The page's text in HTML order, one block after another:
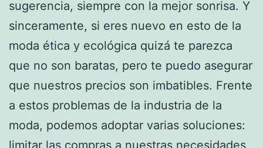
sugerencia, siempre con la mejor sonrisa. Y
sinceramente, si eres nuevo en esto de la
moda ética y ecológica quizá te parezca
que no son baratas, pero te puedo asegurar
que nuestros precios son imbatibles. Frente
a estos problemas de la industria de la
moda, podemos adoptar varias soluciones:
limitar las compras a nuestras necesidades